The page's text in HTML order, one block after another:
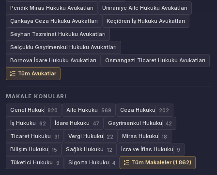
Pendik Miras Hukuku Avukatları
Ümraniye Aile Hukuku Avukatları
Çankaya Ceza Hukuku Avukatları
Keçiören İş Hukuku Avukatları
Seyhan Tazminat Hukuku Avukatları
Selçuklu Gayrimenkul Hukuku Avukatları
Bornova İdare Hukuku Avukatları
Osmangazi Ticaret Hukuku Avukatları
Tüm Avukatlar
MAKALE KONULARI
Genel Hukuk
820 Aile Hukuku 569 Ceza Hukuku 202
İş Hukuku 62 İdare Hukuku 47 Gayrimenkul Hukuku 42
Ticaret Hukuku 31 Vergi Hukuku 22 Miras Hukuku 18
Bilişim Hukuku 15 Sağlık Hukuku 12 İcra ve İflas Hukuku 9
Tüketici Hukuku 9 Sigorta Hukuku 4 Tüm Makaleler (1.862)